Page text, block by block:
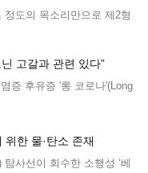
도의 목소리만으로 제2형
고갈과 관련 있다”
증 후유증 '롱 코로나'(Long
위한 물·탄소 존재
사선이 회수한 소행성 ‘베